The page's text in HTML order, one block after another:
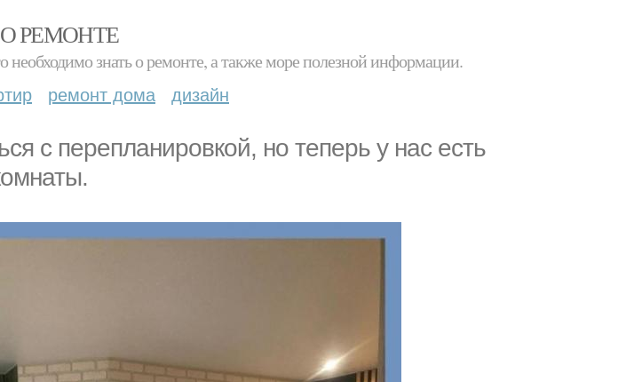
РЕМОНТЕ
необходимо знать о ремонте, а также море полезной информации.
ремонт дома дизайн
с перепланировкой, но теперь у нас есть